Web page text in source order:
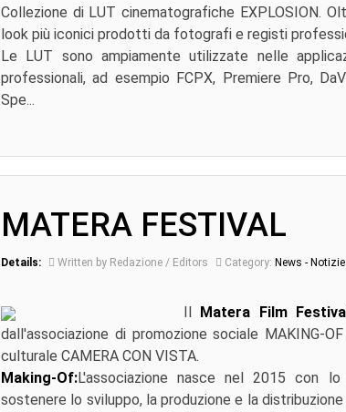
Collezione di LUT cinematografiche EXPLOSION.
look più iconici prodotti da fotografi e registi
Le LUT sono ampiamente utilizzate nelle
professionali, ad esempio FCPX, Premiere Pro,
Spe...
MATERA FESTIVAL
Details: Written by Redazione / Editors Category: News - Notizie
Matera Film
dall'associazione di promozione sociale MAKING-
culturale CAMERA CON VISTA.
Making-Of:L'associazione nasce nel 2015 con
sostenere lo sviluppo, la produzione e la